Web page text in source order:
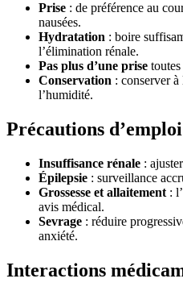
Prise : de préférence au
nausées.
Hydratation : boire
l’élimination rénale.
Pas plus d’une prise
Conservation : conserver à
l’humidité.
Précautions d’emploi
Insuffisance rénale :
Épilepsie : surveillance
Grossesse et allaitement :
avis médical.
Sevrage : réduire
anxiété.
Interactions